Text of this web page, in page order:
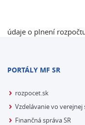
údaje o plnení
PORTÁLY MF SR
rozpocet.sk
Vzdelávanie vo verejnej
Finančná správa SR